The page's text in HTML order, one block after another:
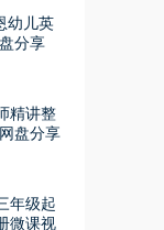
幼儿英
分享
精讲整
盘分享
年级起
微课视